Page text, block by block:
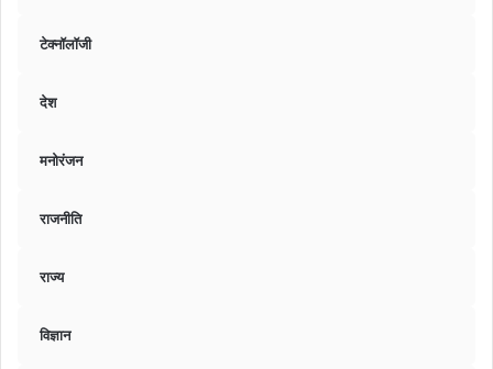
टेक्नॉलॉजी
देश
मनोरंजन
राजनीति
राज्य
विज्ञान